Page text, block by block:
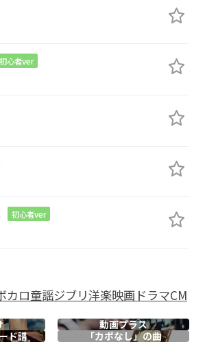
初心者ver
初心者ver
カロ童謡ジブリ洋楽映画ドラマCM
動画プラス
ド譜 「カポなし」の曲